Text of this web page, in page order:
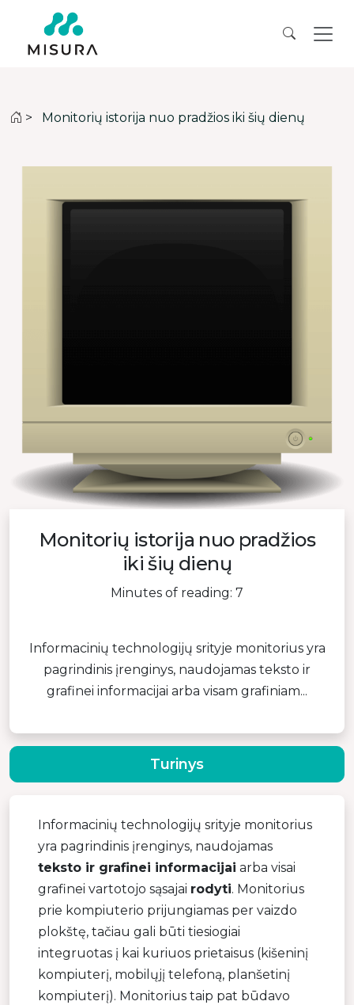
> Monitorių istorija nuo pradžios iki šių dienų
Monitorių istorija nuo pradžios
iki šių dienų
Minutes of reading: 7
Informacinių technologijų srityje monitorius yra
pagrindinis įrenginys, naudojamas teksto ir
grafinei informacijai arba visam grafiniam...
Informacinių technologijų srityje monitorius
yra pagrindinis įrenginys, naudojamas
teksto ir grafinei informacijai arba visai
grafinei vartotojo sąsajai rodyti. Monitorius
prie kompiuterio prijungiamas per vaizdo
plokštę, tačiau gali būti tiesiogiai
integruotas į kai kuriuos prietaisus (kišeninį
kompiuterį, mobilųjį telefoną, planšetinį
kompiuterį). Monitorius taip pat būdavo
Turinys